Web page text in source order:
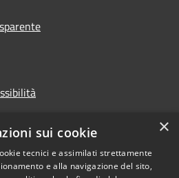
Copyright © 2026 • Comune di
×
sui cookie
tecnici e assimilati strettamente
e alla navigazione del sito,